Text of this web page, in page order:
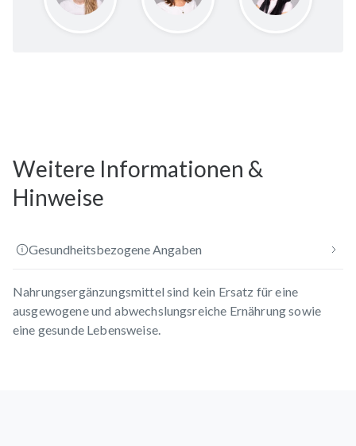
Weitere Informationen &
Hinweise
Gesundheitsbezogene Angaben
Nahrungsergänzungsmittel sind kein Ersatz für eine
ausgewogene und abwechslungsreiche Ernährung sowie
eine gesunde Lebensweise.